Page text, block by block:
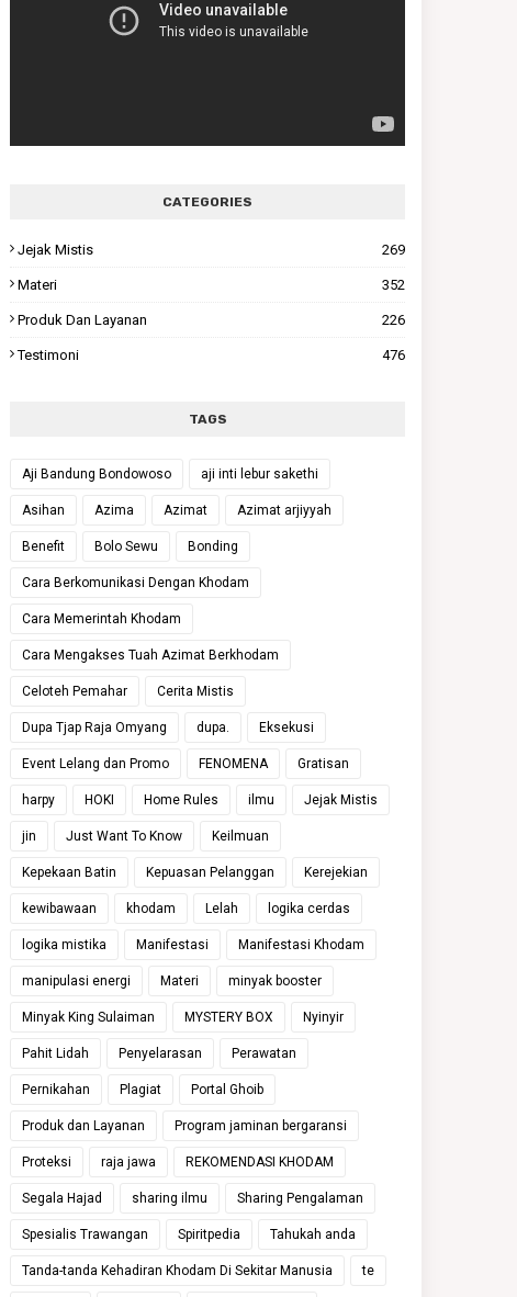
CATEGORIES
Jejak Mistis 269
Materi 352
Produk Dan Layanan 226
Testimoni 476
TAGS
Aji Bandung Bondowoso aji inti lebur sakethi
Asihan Azima Azimat Azimat arjiyyah
Benefit Bolo Sewu Bonding
Cara Berkomunikasi Dengan Khodam
Cara Memerintah Khodam
Cara Mengakses Tuah Azimat Berkhodam
Celoteh Pemahar Cerita Mistis
Dupa Tjap Raja Omyang dupa. Eksekusi
Event Lelang dan Promo FENOMENA Gratisan
harpy HOKI Home Rules ilmu Jejak Mistis
jin Just Want To Know Keilmuan
Kepekaan Batin Kepuasan Pelanggan Kerejekian
kewibawaan khodam Lelah logika cerdas
logika mistika Manifestasi Manifestasi Khodam
manipulasi energi Materi minyak booster
Minyak King Sulaiman MYSTERY BOX Nyinyir
Pahit Lidah Penyelarasan Perawatan
Pernikahan Plagiat Portal Ghoib
Produk dan Layanan Program jaminan bergaransi
Proteksi raja jawa REKOMENDASI KHODAM
Segala Hajad sharing ilmu Sharing Pengalaman
Spesialis Trawangan Spiritpedia Tahukah anda
Tanda-tanda Kehadiran Khodam Di Sekitar Manusia te